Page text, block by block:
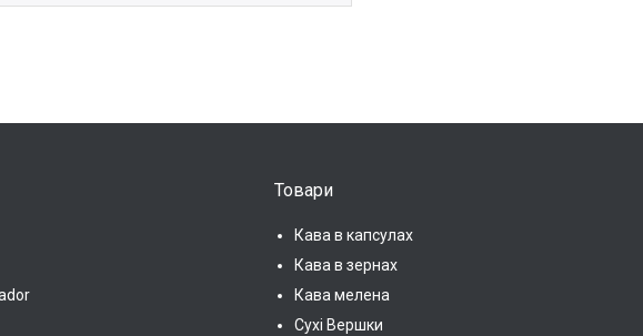
Товари
Кава в капсулах
Кава в зернах
Кава мелена
Сухі Вершки